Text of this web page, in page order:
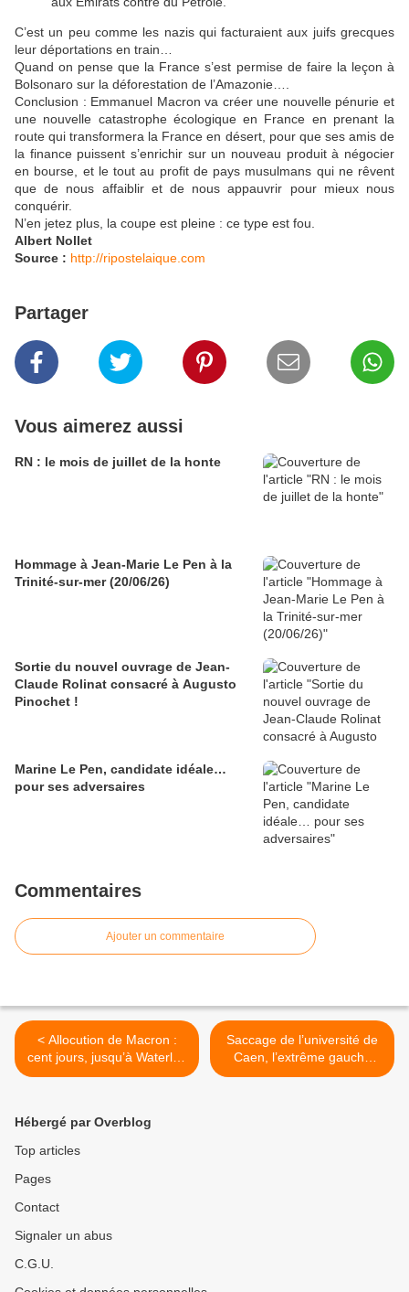
C’est un peu comme les nazis qui facturaient aux juifs grecques
leur déportations en train…
Quand on pense que la France s’est permise de faire la leçon à
Bolsonaro sur la déforestation de l’Amazonie….
Conclusion : Emmanuel Macron va créer une nouvelle pénurie et
une nouvelle catastrophe écologique en France en prenant la
route qui transformera la France en désert, pour que ses amis de
la finance puissent s’enrichir sur un nouveau produit à négocier
en bourse, et le tout au profit de pays musulmans qui ne rêvent
que de nous affaiblir et de nous appauvrir pour mieux nous
conquérir.
N’en jetez plus, la coupe est pleine : ce type est fou.
Albert Nollet
Source : http://ripostelaique.com
Partager
Vous aimerez aussi
RN : le mois de juillet de la honte
Hommage à Jean-Marie Le Pen à la
Trinité-sur-mer (20/06/26)
Sortie du nouvel ouvrage de Jean-
Claude Rolinat consacré à Augusto
Pinochet !
Marine Le Pen, candidate idéale…
pour ses adversaires
Commentaires
Ajouter un commentaire
< Allocution de Macron :
cent jours, jusqu’à Waterloo
?
Saccage de l’université de
Caen, l’extrême gauche
encore dans le coup ! >
Hébergé par Overblog
Top articles
Pages
Contact
Signaler un abus
C.G.U.